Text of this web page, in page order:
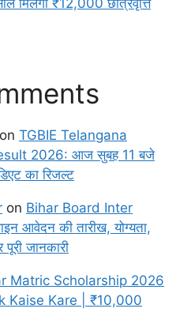
₹12,000 छात्रवृत्ति
on TGBIE Telangana
2026: आज सुबह 11 बजे
का रिजल्ट
on Bihar Board Inter
आवेदन की तारीख, योग्यता,
जानकारी
Matric Scholarship 2026
Kaise Kare | ₹10,000